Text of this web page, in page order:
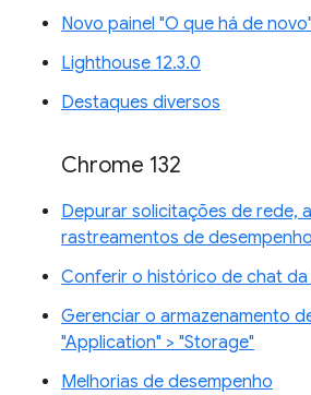
Novo painel "O que há de novo"
Lighthouse 12.3.0
Destaques diversos
Chrome 132
Depurar solicitações de rede,
rastreamentos de
Conferir o histórico de chat da
Gerenciar o armazenamento
"Application" > "Storage"
Melhorias de desempenho